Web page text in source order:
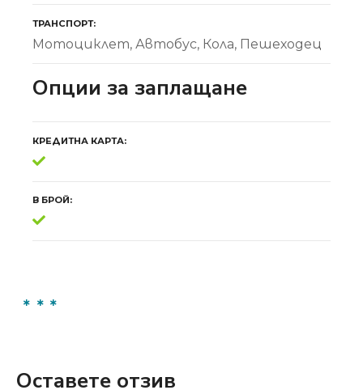
ТРАНСПОРТ
Мотоциклет Автобус Кола Пешеходец
Опции за заплащане
КРЕДИТНА КАРТА
В БРОЙ
Оставете отзив